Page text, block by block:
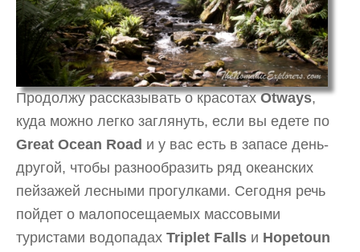
Продолжу рассказывать о красотахOtways,
куда можно легко заглянуть, если вы едете по
Great Ocean Road и у вас есть в запасе день-
другой, чтобы разнообразить ряд океанских
пейзажей лесными прогулками. Сегодня речь
пойдет о малопосещаемых массовыми
туристами водопадах Triplet Falls и Hopetoun